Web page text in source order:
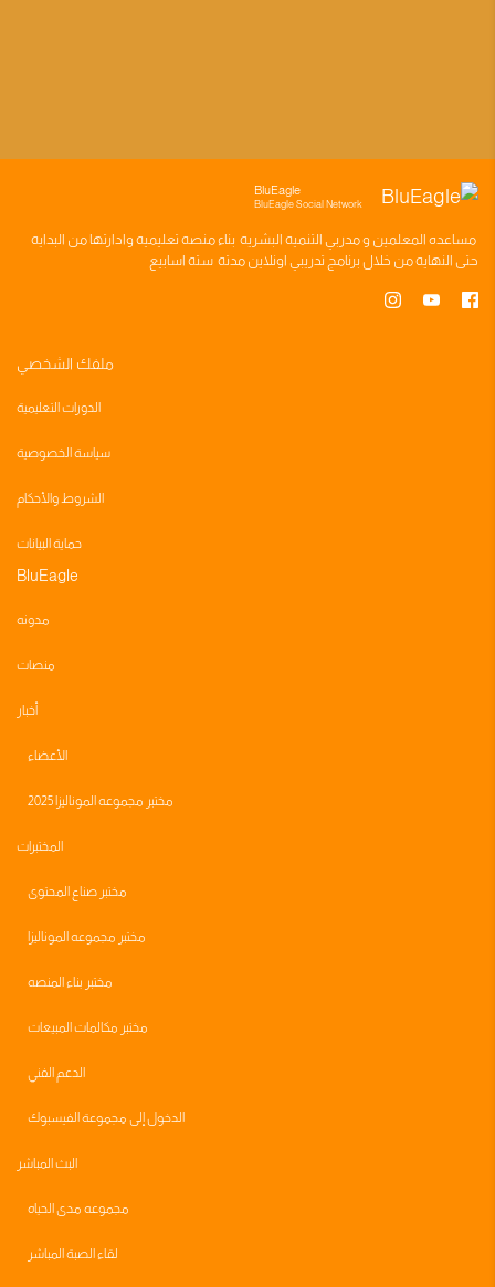
BluEagle
BluEagle Social Network
مساعده المعلمين ومدربي التنميه البشريه بناءمنصه تعليميه وادارتها من البدايه
حتى النهايه من خلال برنامج تدريبي اونلاين مدته سته اسابيع
ملفك الشخصي
الدورات التعليمية
سياسة الخصوصية
الشروط والأحكام
حماية البيانات
BluEagle
مدونه
منصات
أخبار
الأعضاء
مختبر مجموعه الموناليزا 2025
المختبرات
مختبر صناع المحتوى
مختبر مجموعه الموناليزا
مختبر بناء المنصه
مختبر مكالمات المبيعات
الدعم الفني
الدخول إلى مجموعة الفيسبوك
البث المباشر
مجموعه مدى الحياه
لقاء الصبة المباشر